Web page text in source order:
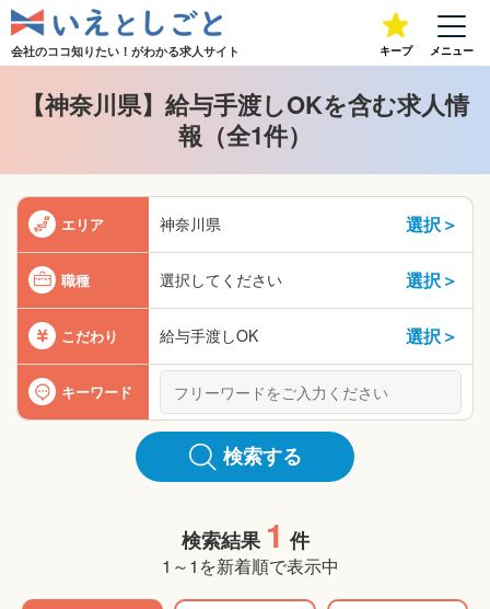
会社のココ知りたい！がわかる求人サイト キープ メニュー
【神奈川県】給与手渡しOKを含む求人情
報（全1件）
エリア 神奈川県 選択＞
職種 選択してください 選択＞
こだわり 給与手渡しOK 選択＞
キーワード
検索する
検索結果 1 件
1～1を新着順で表示中